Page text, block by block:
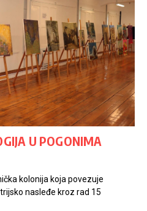
U POGONIMA
kolonija koja povezuje
nasleđe kroz rad 15